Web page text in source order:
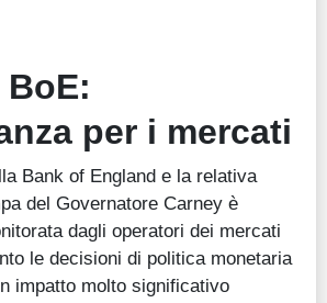
per i mercati
Bank of England e la relativa
del Governatore Carney è
dagli operatori dei mercati
le decisioni di politica monetaria
impatto molto significativo